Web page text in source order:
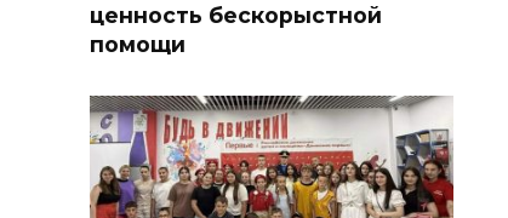
ценность бескорыстной
помощи